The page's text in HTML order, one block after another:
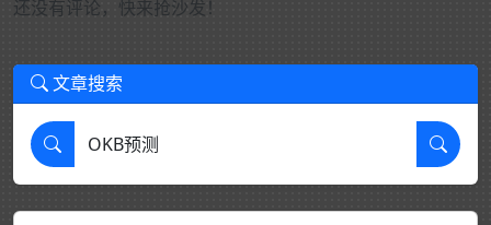
还没有评论，快来抢沙发！
文章搜索